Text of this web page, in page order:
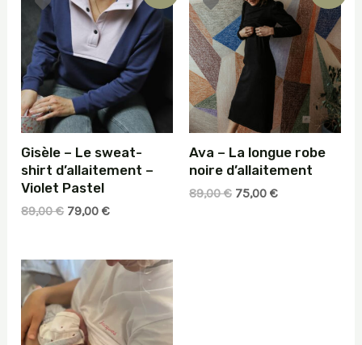
Gisèle – Le sweat-
shirt d’allaitement –
Violet Pastel
89,00€ Le
était :
89,00 €.
79,00€Le
est :
79,00 €.
Ava – La longue robe
noire d’allaitement
89,00€ Le
75,00 €Le